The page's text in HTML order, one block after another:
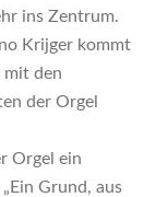
ins Zentrum.
Krijger kommt
mit den
der Orgel
Orgel ein
Grund, aus